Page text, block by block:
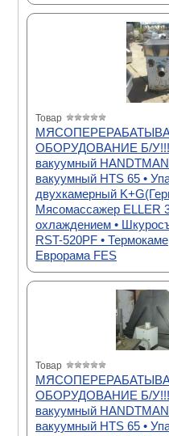
Товар
ОБОРУДОВАНИЕ Б/У!!!
вакуумный
вакуумный HTS 65 •
двухкамерный
Мясомассажер ELLER
охлаждением •
RST-520PF •
Еврорама FES
Товар
ОБОРУДОВАНИЕ Б/У!!!
вакуумный
вакуумный HTS 65 •